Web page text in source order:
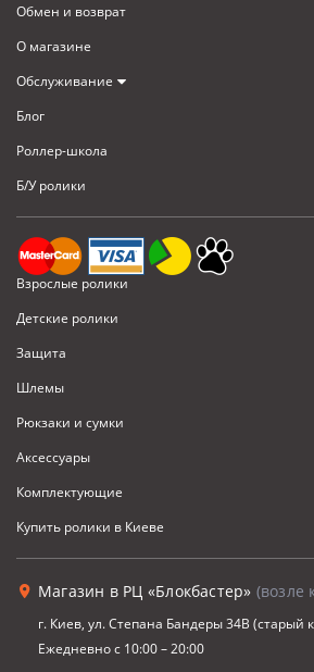
кастомизации вашего
Обмен и возврат
О магазине
Обслуживание
Блог
Роллер-школа
Б/У ролики
Взрослые ролики
Детские ролики
Защита
Шлемы
Рюкзаки и сумки
Аксессуары
Комплектующие
Купить ролики в Киеве
Магазин в РЦ «Блокбастер» (возле
г. Киев, ул. Степана Бандеры 34В (старый
Ежедневно с 10:00 – 20:00